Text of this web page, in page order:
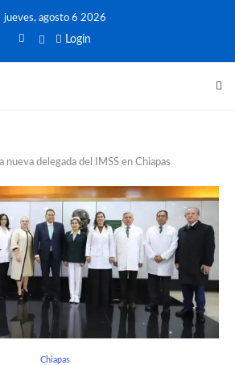
jueves, agosto 6 2026
Login
nueva delegada del IMSS en Chiapas
Chiapas